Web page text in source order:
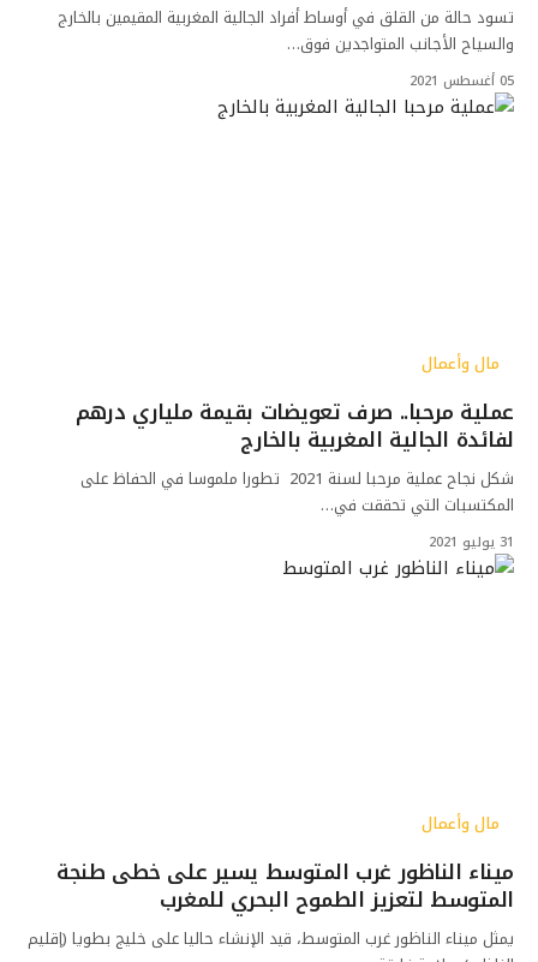
تسود حالة من القلق في أوساط أفراد الجالية المغربية المقيمين بالخارج
والسياح الأجانب المتواجدين فوق…
05 أغسطس 2021
مال وأعمال
عملية مرحبا.. صرف تعويضات بقيمة ملياري درهم
لفائدة الجالية المغربية بالخارج
شكل نجاح عملية مرحبا لسنة 2021 تطورا ملموسا في الحفاظ على
المكتسبات التي تحققت في…
31 يوليو 2021
مال وأعمال
ميناء الناظور غرب المتوسط يسير على خطى طنجة
المتوسط لتعزيز الطموح البحري للمغرب
يمثل ميناء الناظور غرب المتوسط، قيد الإنشاء حاليا على خليج بطويا (إقليم